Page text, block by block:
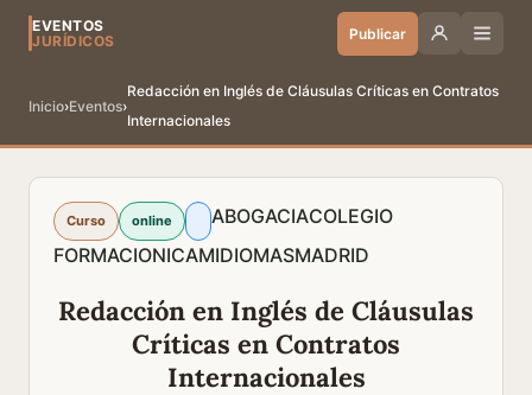
EVENTOS
JURÍDICOS
Publicar
Inicio›Eventos›
Redacción en Inglés de Cláusulas Críticas en Contratos
Internacionales
Curso online ABOGACIACOLEGIO
FORMACIONICAMIDIOMASMADRID
Redacción en Inglés de Cláusulas
Críticas en Contratos
Internacionales